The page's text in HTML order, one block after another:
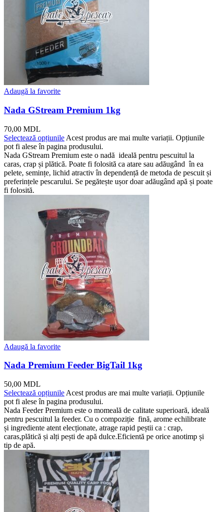
Adaugă la favorite
Nada GStream Premium 1kg
70,00 MDL
Selectează opțiunile Acest produs are mai multe variații. Opțiunile
pot fi alese în pagina produsului.
Nada GStream Premium este o nadă ideală pentru pescuitul la
caras, crap și plătică. Poate fi folosită ca atare sau adăugând în ea
pelete, semințe, lichid atractiv în dependență de metoda de pescuit și
preferințele pescarului. Se pegătește ușor doar adăugând apă și poate
fi folosită.
Adaugă la favorite
Nada Premium Feeder BigTail 1kg
50,00 MDL
Selectează opțiunile Acest produs are mai multe variații. Opțiunile
pot fi alese în pagina produsului.
Nada Feeder Premium este o momeală de calitate superioară, ideală
pentru pescuitul la feeder. Cu o compoziție fină, arome echilibrate
și ingrediente atent elecționate, atrage rapid peștii ca : crap,
caras,plătică și alți pești de apă dulce.Eficientă pe orice anotimp și
tip de apă.